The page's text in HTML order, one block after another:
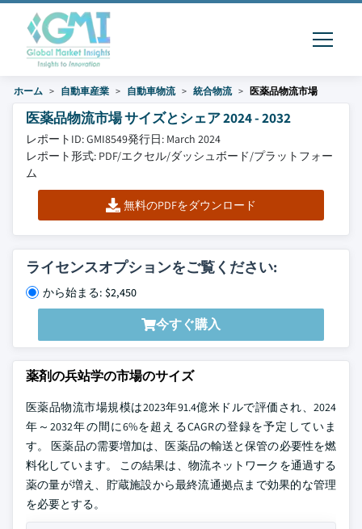
ホーム 自動車産業 自動車物流 統合物流 医薬品物流市場
医薬品物流市場 サイズとシェア 2024 - 2032
レポートID: GMI8549発行日: March 2024
レポート形式: PDF/エクセル/ダッシュボード/プラットフォー
ム
無料のPDFをダウンロード
ライセンスオプションをご覧ください:
から始まる: $2,450
今すぐ購入
薬剤の兵站学の市場のサイズ
医薬品物流市場規模は2023年91.4億米ドルで評価され、2024
年～2032年の間に6%を超えるCAGRの登録を予定していま
す。 医薬品の需要増加は、医薬品の輸送と保管の必要性を燃
料化しています。 この結果は、物流ネットワークを通過する
薬の量が増え、貯蔵施設から最終流通拠点まで効果的な管理
を必要とする。